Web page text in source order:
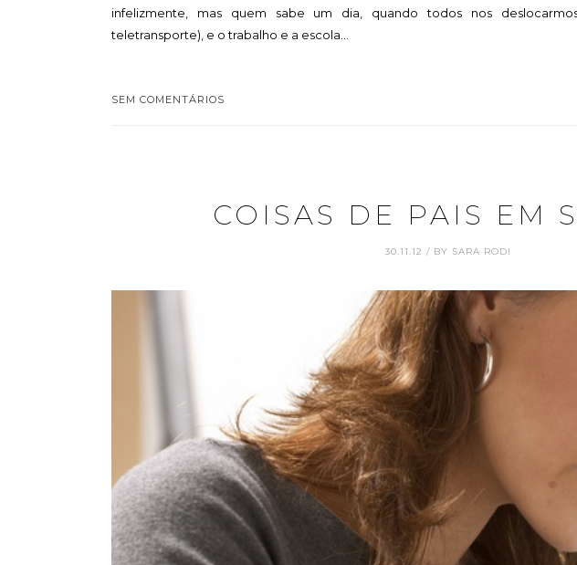
infelizmente, mas quem sabe um dia, quando todos nos
teletransporte), e o trabalho e a escola...
SEM COMENTÁRIOS
COISAS DE PAIS EM
30.11.12 / BY SARA RODI